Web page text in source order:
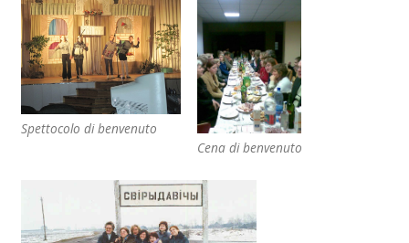
Spettocolo di benvenuto
Cena di benvenuto